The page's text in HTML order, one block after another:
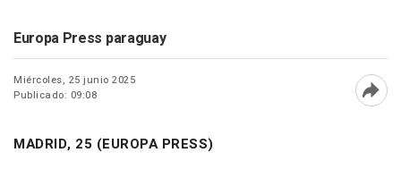
Europa Press paraguay
Miércoles, 25 junio 2025
Publicado: 09:08
MADRID, 25 (EUROPA PRESS)